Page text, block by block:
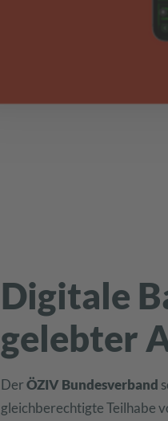
Digitale
gelebter
DerÖZIV Bundesverband
gleichberechtigte Teilhabe